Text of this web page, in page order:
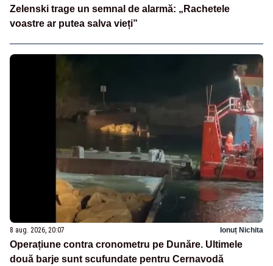
Zelenski trage un semnal de alarmă: „Rachetele
voastre ar putea salva vieți”
8 aug. 2026, 20:07 Ionuț Nichita
Operațiune contra cronometru pe Dunăre. Ultimele
două barje sunt scufundate pentru Cernavodă